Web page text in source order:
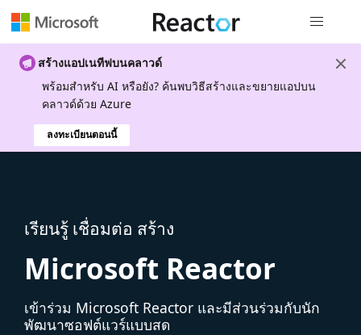
สร้างแอปเนทีฟบนคลาวด์
พร้อมสําหรับ AI หรือยัง? ค้นพบวิธีสร้างและขยายแอปบน
คลาวด์ด้วย Azure
ลงทะเบียนตอนนี้
เรียนรู้ เชื่อมต่อ สร้าง
Microsoft Reactor
เข้าร่วม Microsoft Reactor และมีส่วนร่วมกับนัก
พัฒนาซอฟต์แวร์แบบสด